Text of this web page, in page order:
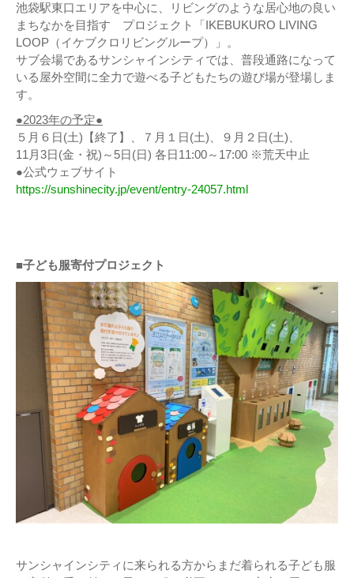
池袋駅東口エリアを中心に、リビングのような居心地の良い
まちなかを目指す プロジェクト「IKEBUKURO LIVING
LOOP（イケブクロリビングループ）」。
サブ会場であるサンシャインシティでは、普段通路になって
いる屋外空間に全力で遊べる子どもたちの遊び場が登場しま
す。
●2023年の予定●
５月６日(土)【終了】、７月１日(土)、９月２日(土)、
11月3日(金・祝)～5日(日) 各日11:00～17:00 ※荒天中止
●公式ウェブサイト
https://sunshinecity.jp/event/entry-24057.html
■子ども服寄付プロジェクト
サンシャインシティに来られる方からまだ着られる子ども服